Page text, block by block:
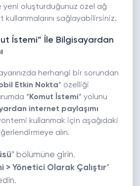
yeni oluşturduğunuz özel ağ
kullanmalarını sağlayabilirsiniz.
İstemi” İle Bilgisayardan
herhangi bir sorundan
Etkin Nokta” özelliği
“ Komut İstemi” yolunu
internet paylaşımı
kullanmak için aşağıdaki
alın.
” bölümüne girin.
> Yönetici Olarak Çalıştır”